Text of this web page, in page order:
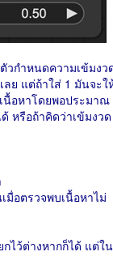
วกำหนดความเข้มงว
ลย แต่ถ้าใส่ 1 มันจะใ
นื้อหาโดยพอประมาณ
หรือถ้าคิดว่าเข้มงวด
มื่อตรวจพบเนื้อหาไม่
ไว้ต่างหากก็ได้ แต่ใน